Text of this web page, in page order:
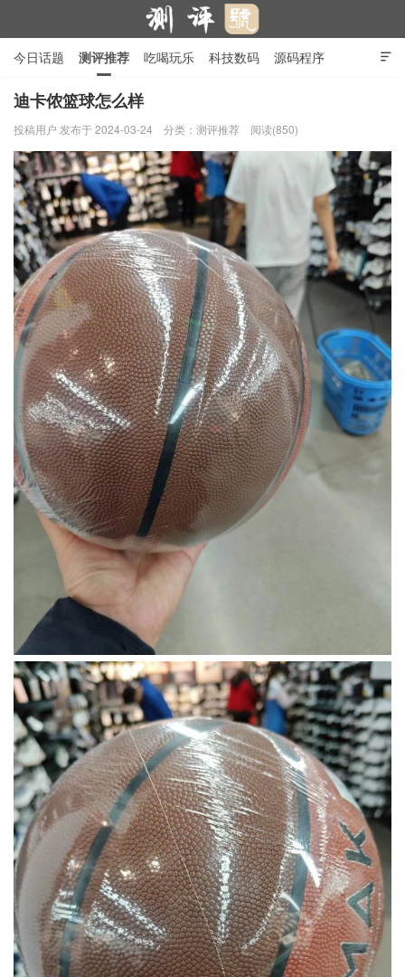
测评号

今日话题 测评推荐 吃喝玩乐 科技数码 源码程序
行业产品 在线投稿
迪卡侬篮球怎么样
投稿用户 发布于 2024-03-24 分类： 测评推荐 阅读(850)